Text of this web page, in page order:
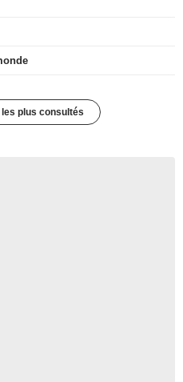
plus consultés